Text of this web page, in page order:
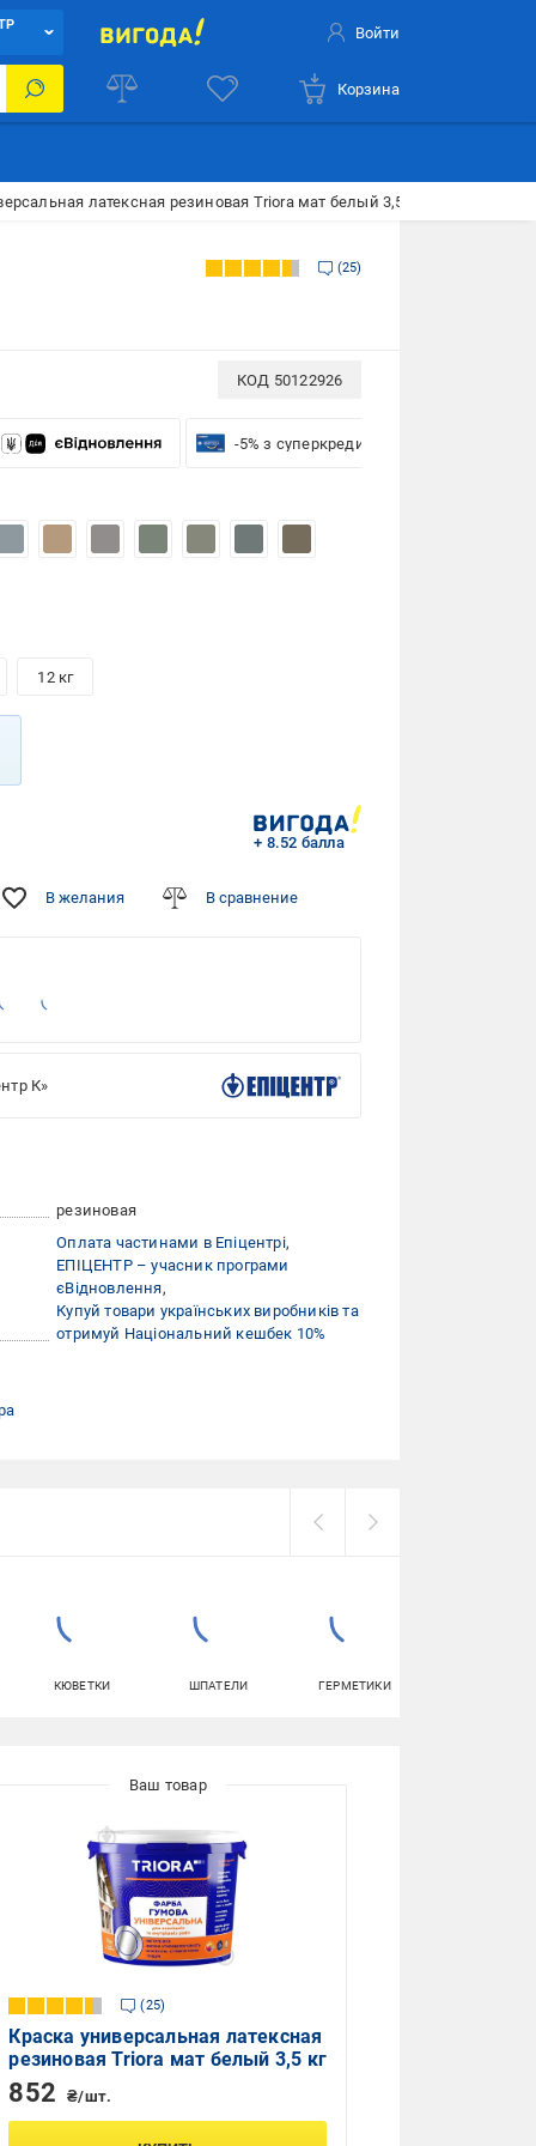
Войти
Корзина
латексная резиновая Triora мат белый 3,5 кг
25
КОД 50122926
-5% з суперкредиткою VISA Вигода
12 кг
+ 8.52 балла
В желания В сравнение
К»
резиновая
Оплата частинами в Епіцентрі
ЕПІЦЕНТР – учасник програми
єВідновлення
Купуй товари українських виробників та
отримуй Національний кешбек 10%
КЮВЕТКИ ШПАТЕЛИ ГЕРМЕТИКИ
25
Краска универсальная латексная
резиновая Triora мат белый 3,5 кг
852 ₴/шт.